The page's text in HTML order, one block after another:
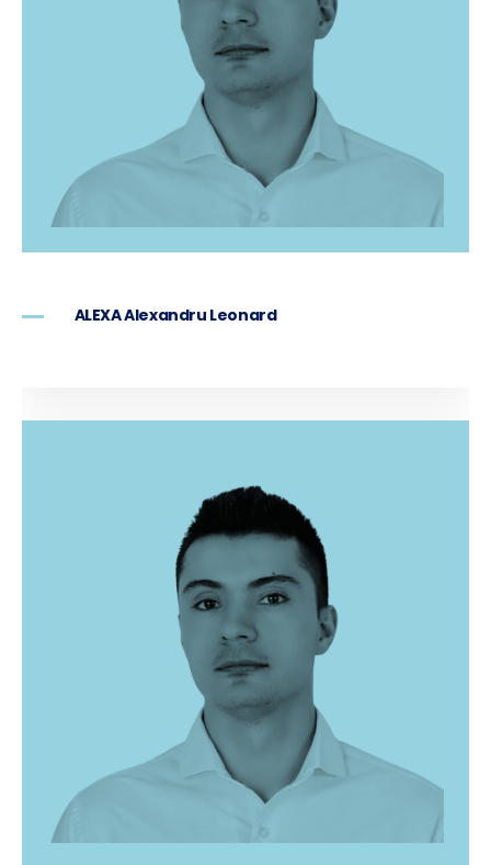
ALEXA Alexandru Leonard